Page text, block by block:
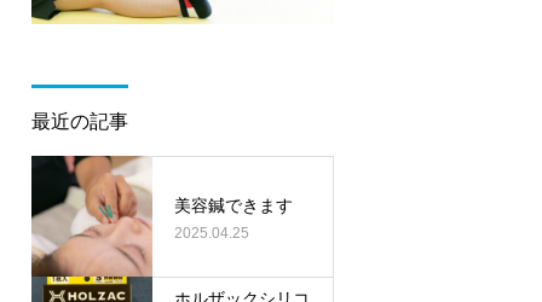
最近の記事
美容鍼できます
2025.04.25
ホルザックシリコ